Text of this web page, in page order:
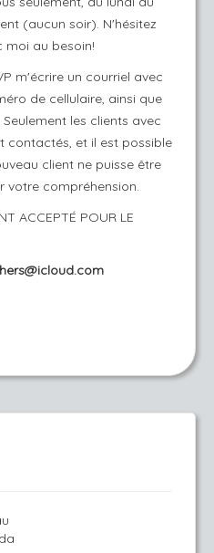
(aucun soir). N'hésitez
moi au besoin!
m'écrire un courriel avec
de cellulaire, ainsi que
les clients avec
contactés, et il est possible
client ne puisse être
votre compréhension.
ACCEPTÉ POUR LE